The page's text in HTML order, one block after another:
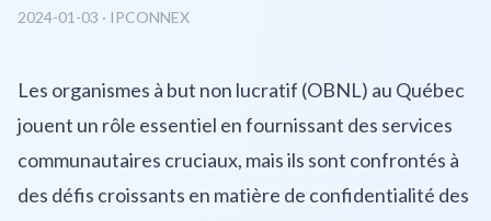
2024-01-03 · IPCONNEX
Les organismes à but non lucratif (OBNL) au Québec
jouent un rôle essentiel en fournissant des services
communautaires cruciaux, mais ils sont confrontés à
des défis croissants en matière de confidentialité des